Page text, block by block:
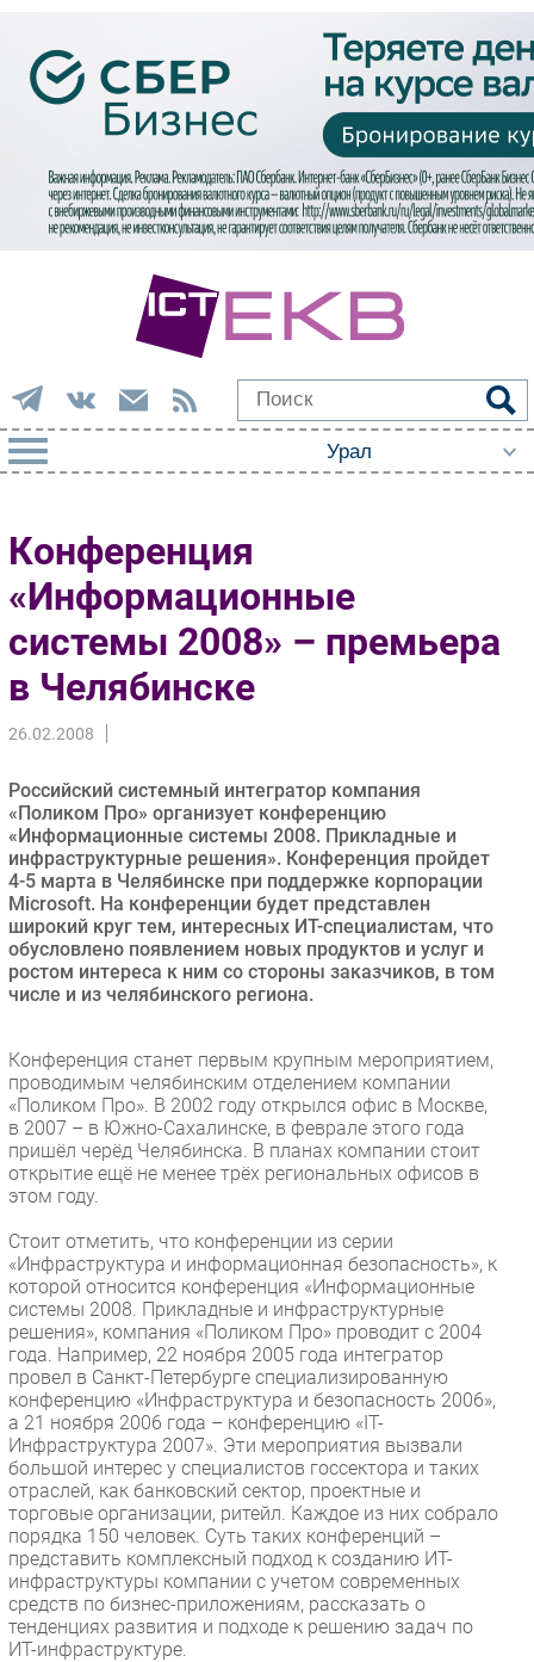
Импорто­замещение
Автоматизация Промышленности
Интернет
Фиксированная связь
Интеграция
Маркетинг
Торговые сети
Оборудование
ПО
Outsourcing
Кадры
Регулирование
Web
Безопасность
Инновации
CIO/Управление ИТ
Гаджеты
Здоровье
РАЗДЕЛЫ
Новости
Аналитика
Интервью
Мероприятия
Проекты
IT класс
Тестовый стенд
Каталог компаний
Конференция
«Информационные
системы 2008» – премьера
в Челябинске
26.02.2008
Российский системный интегратор компания
«Поликом Про» организует конференцию
«Информационные системы 2008. Прикладные и
инфраструктурные решения». Конференция пройдет
4-5 марта в Челябинске при поддержке корпорации
Microsoft. На конференции будет представлен
широкий круг тем, интересных ИТ-специалистам, что
обусловлено появлением новых продуктов и услуг и
ростом интереса к ним со стороны заказчиков, в том
числе и из челябинского региона.
Конференция станет первым крупным мероприятием,
проводимым челябинским отделением компании
«Поликом Про». В 2002 году открылся офис в Москве,
в 2007 – в Южно-Сахалинске, в феврале этого года
пришёл черёд Челябинска. В планах компании стоит
открытие ещё не менее трёх региональных офисов в
этом году.
Стоит отметить, что конференции из серии
«Инфраструктура и информационная безопасность», к
которой относится конференция «Информационные
системы 2008. Прикладные и инфраструктурные
решения», компания «Поликом Про» проводит с 2004
года. Например, 22 ноября 2005 года интегратор
провел в Санкт-Петербурге специализированную
конференцию «Инфраструктура и безопасность 2006»,
а 21 ноября 2006 года – конференцию «IT-
Инфраструктура 2007». Эти мероприятия вызвали
большой интерес у специалистов госсектора и таких
отраслей, как банковский сектор, проектные и
торговые организации, ритейл. Каждое из них собрало
порядка 150 человек. Суть таких конференций –
представить комплексный подход к созданию ИТ-
инфраструктуры компании с учетом современных
средств по бизнес-приложениям, рассказать о
тенденциях развития и подходе к решению задач по
ИТ-инфраструктуре.